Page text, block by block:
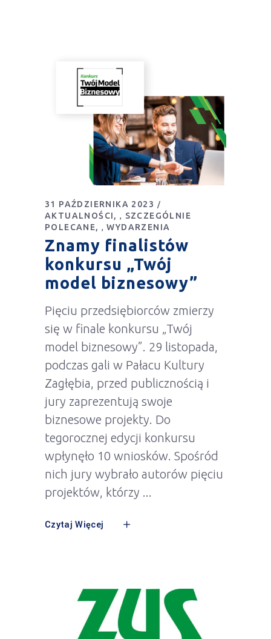
31 PAŹDZIERNIKA 2023
AKTUALNOŚCI
,
SZCZEGÓLNIE
POLECANE
,WYDARZENIA
Znamy finalistów
konkursu „Twój
model biznesowy”
Pięciu przedsiębiorców zmierzy
się w finale konkursu „Twój
model biznesowy”. 29 listopada,
podczas gali w Pałacu Kultury
Zagłębia, przed publicznością i
jury zaprezentują swoje
biznesowe projekty. Do
tegorocznej edycji konkursu
wpłynęło 10 wniosków. Spośród
nich jury wybrało autorów pięciu
projektów, którzy
Czytaj Więcej